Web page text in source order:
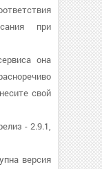
при
она
свой
- 2.9.1,
версия